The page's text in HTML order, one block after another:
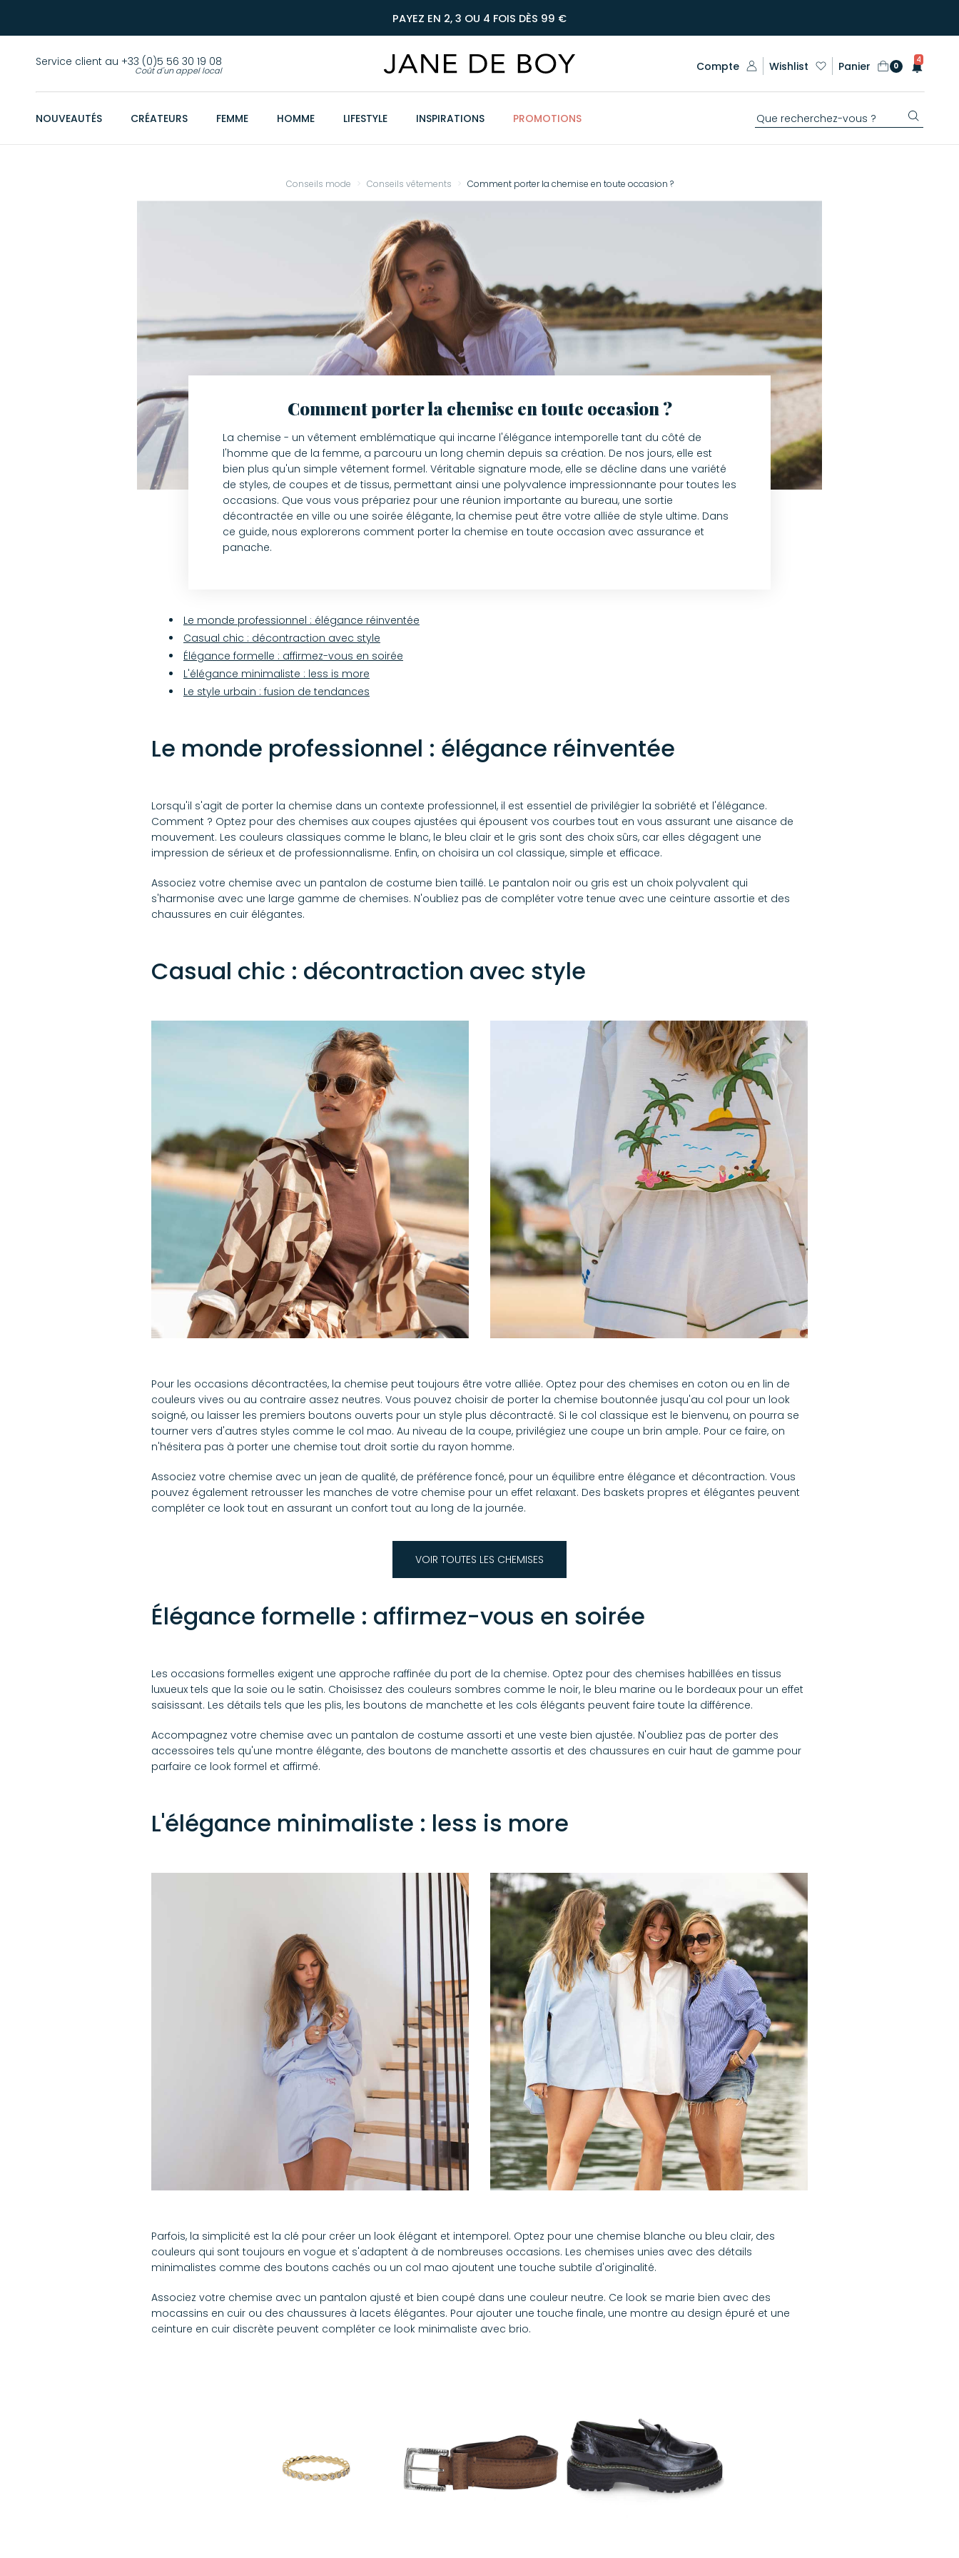
PAYEZ EN 2, 3 OU 4 FOIS DÈS 99 €
Service client au +33 (0)5 56 30 19 08
Coût d'un appel local Compte Wishlist Panier 0
4
NOUVEAUTÉS CRÉATEURS FEMME HOMME LIFESTYLE INSPIRATIONS PROMOTIONS
Conseils mode Conseils vêtements Comment porter la chemise en toute occasion ?
Comment porter la chemise en toute occasion ?
La chemise - un vêtement emblématique qui incarne l'élégance intemporelle tant du côté de
l'homme que de la femme, a parcouru un long chemin depuis sa création. De nos jours, elle est
bien plus qu'un simple vêtement formel. Véritable signature mode, elle se décline dans une variété
de styles, de coupes et de tissus, permettant ainsi une polyvalence impressionnante pour toutes les
occasions. Que vous vous prépariez pour une réunion importante au bureau, une sortie
décontractée en ville ou une soirée élégante, la chemise peut être votre alliée de style ultime. Dans
ce guide, nous explorerons comment porter la chemise en toute occasion avec assurance et
panache.
Le monde professionnel : élégance réinventée
Casual chic : décontraction avec style
Élégance formelle : affirmez-vous en soirée
L'élégance minimaliste : less is more
Le style urbain : fusion de tendances
Le monde professionnel : élégance réinventée
Lorsqu'il s'agit de porter la chemise dans un contexte professionnel, il est essentiel de privilégier la sobriété et l'élégance.
Comment ? Optez pour des chemises aux coupes ajustées qui épousent vos courbes tout en vous assurant une aisance de
mouvement. Les couleurs classiques comme le blanc, le bleu clair et le gris sont des choix sûrs, car elles dégagent une
impression de sérieux et de professionnalisme. Enfin, on choisira un col classique, simple et efficace.
Associez votre chemise avec un pantalon de costume bien taillé. Le pantalon noir ou gris est un choix polyvalent qui
s'harmonise avec une large gamme de chemises. N'oubliez pas de compléter votre tenue avec une ceinture assortie et des
chaussures en cuir élégantes.
Casual chic : décontraction avec style
Pour les occasions décontractées, la chemise peut toujours être votre alliée. Optez pour des chemises en coton ou en lin de
couleurs vives ou au contraire assez neutres. Vous pouvez choisir de porter la chemise boutonnée jusqu'au col pour un look
soigné, ou laisser les premiers boutons ouverts pour un style plus décontracté. Si le col classique est le bienvenu, on pourra se
tourner vers d'autres styles comme le col mao. Au niveau de la coupe, privilégiez une coupe un brin ample. Pour ce faire, on
n'hésitera pas à porter une chemise tout droit sortie du rayon homme.
Associez votre chemise avec un jean de qualité, de préférence foncé, pour un équilibre entre élégance et décontraction. Vous
pouvez également retrousser les manches de votre chemise pour un effet relaxant. Des baskets propres et élégantes peuvent
compléter ce look tout en assurant un confort tout au long de la journée.
VOIR TOUTES LES CHEMISES
Élégance formelle : affirmez-vous en soirée
Les occasions formelles exigent une approche raffinée du port de la chemise. Optez pour des chemises habillées en tissus
luxueux tels que la soie ou le satin. Choisissez des couleurs sombres comme le noir, le bleu marine ou le bordeaux pour un effet
saisissant. Les détails tels que les plis, les boutons de manchette et les cols élégants peuvent faire toute la différence.
Accompagnez votre chemise avec un pantalon de costume assorti et une veste bien ajustée. N'oubliez pas de porter des
accessoires tels qu'une montre élégante, des boutons de manchette assortis et des chaussures en cuir haut de gamme pour
parfaire ce look formel et affirmé.
L'élégance minimaliste : less is more
Parfois, la simplicité est la clé pour créer un look élégant et intemporel. Optez pour une chemise blanche ou bleu clair, des
couleurs qui sont toujours en vogue et s'adaptent à de nombreuses occasions. Les chemises unies avec des détails
minimalistes comme des boutons cachés ou un col mao ajoutent une touche subtile d'originalité.
Associez votre chemise avec un pantalon ajusté et bien coupé dans une couleur neutre. Ce look se marie bien avec des
mocassins en cuir ou des chaussures à lacets élégantes. Pour ajouter une touche finale, une montre au design épuré et une
ceinture en cuir discrète peuvent compléter ce look minimaliste avec brio.